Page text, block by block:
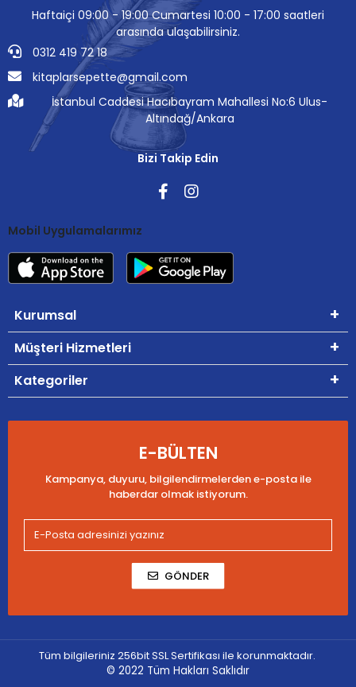
Haftaiçi 09:00 - 19:00 Cumartesi 10:00 - 17:00 saatleri
arasında ulaşabilirsiniz.
0312 419 72 18
kitaplarsepette@gmail.com
İstanbul Caddesi Hacıbayram Mahallesi No:6 Ulus-
Altındağ/Ankara
Bizi Takip Edin
Mobil Uygulamalarımız
Kurumsal
Müşteri Hizmetleri
Kategoriler
E-BÜLTEN
Kampanya, duyuru, bilgilendirmelerden e-posta ile
haberdar olmak istiyorum.
GÖNDER
Tüm bilgileriniz 256bit SSL Sertifikası ile korunmaktadır.
© 2022 Tüm Hakları Saklıdır